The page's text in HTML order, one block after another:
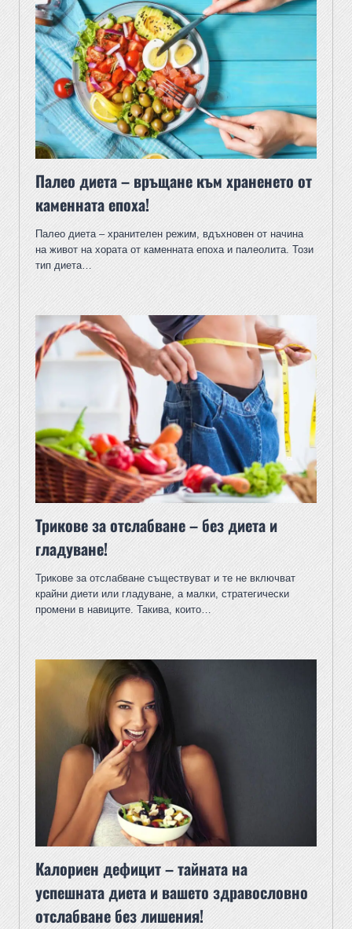
Палео диета – връщане към храненето от
каменната епоха!
Палео диета – хранителен режим, вдъхновен от начина
на живот на хората от каменната епоха и палеолита. Този
тип диета…
Трикове за отслабване – без диета и
гладуване!
Трикове за отслабване съществуват и те не включват
крайни диети или гладуване, а малки, стратегически
промени в навиците. Такива, които…
Калориен дефицит – тайната на
успешната диета и вашето здравословно
отслабване без лишения!